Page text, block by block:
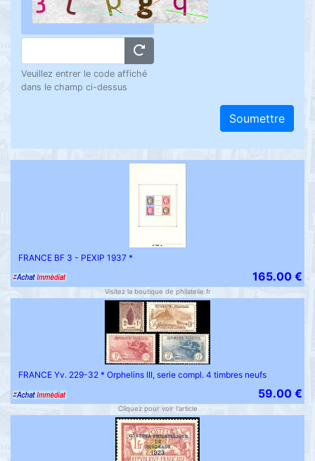
Veuillez entrer le code affiché
dans le champ ci-dessus
Soumettre
FRANCE BF 3 - PEXIP 1937 *
165.00 €
Visitez la boutique de philatelie.fr
FRANCE Yv. 229-32 * Orphelins III, serie compl. 4 timbres neufs
59.00 €
Cliquez pour voir l'article